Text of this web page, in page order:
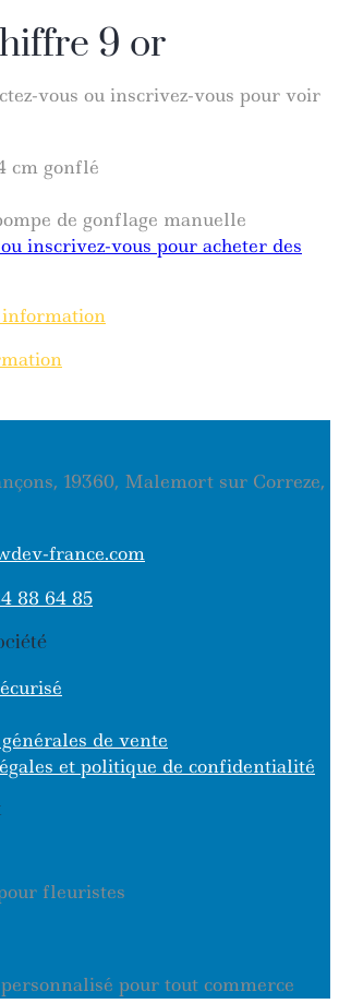
9 or
vous ou inscrivez-vous pour voir
cm gonflé
de gonflage manuelle
inscrivez-vous pour acheter des
19360, Malemort sur Correze,
france.com
88 64 85
de vente
et politique de confidentialité
fleuristes
pour tout commerce